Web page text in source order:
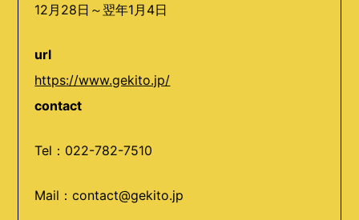
12月28日～翌年1月4日
url
https://www.gekito.jp/
contact
Tel：022-782-7510
Mail：contact@gekito.jp